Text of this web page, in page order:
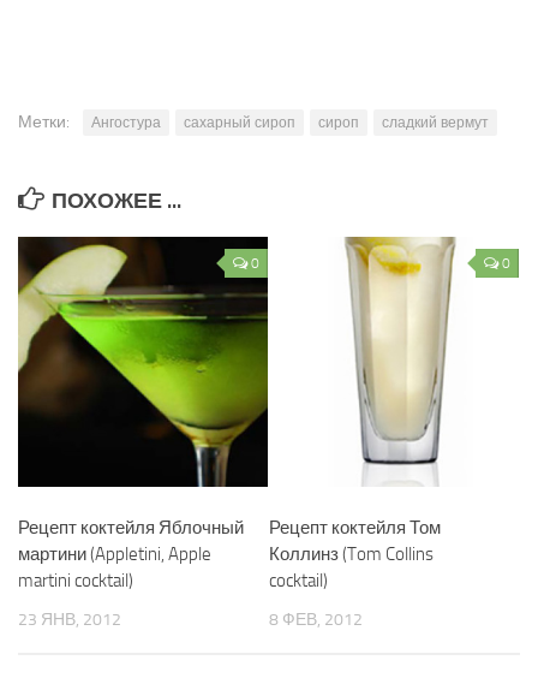
Метки: Ангостура сахарный сироп сироп сладкий вермут
ПОХОЖЕЕ ...
0
Рецепт коктейля Яблочный
мартини (Appletini, Apple
martini cocktail)
23 ЯНВ, 2012
0
Рецепт коктейля Том
Коллинз (Tom Collins
cocktail)
8 ФЕВ, 2012